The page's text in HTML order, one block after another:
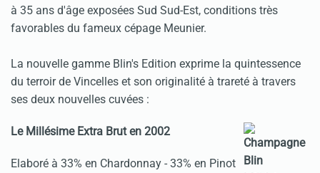
à 35 ans d'âge exposées Sud Sud-Est, conditions très
favorables du fameux cépage Meunier.
La nouvelle gamme Blin's Edition exprime la quintessence
du terroir de Vincelles et son originalité à trareté à travers
ses deux nouvelles cuvées :
Le Millésime Extra Brut en 2002
Elaboré à 33% en Chardonnay - 33% en Pinot